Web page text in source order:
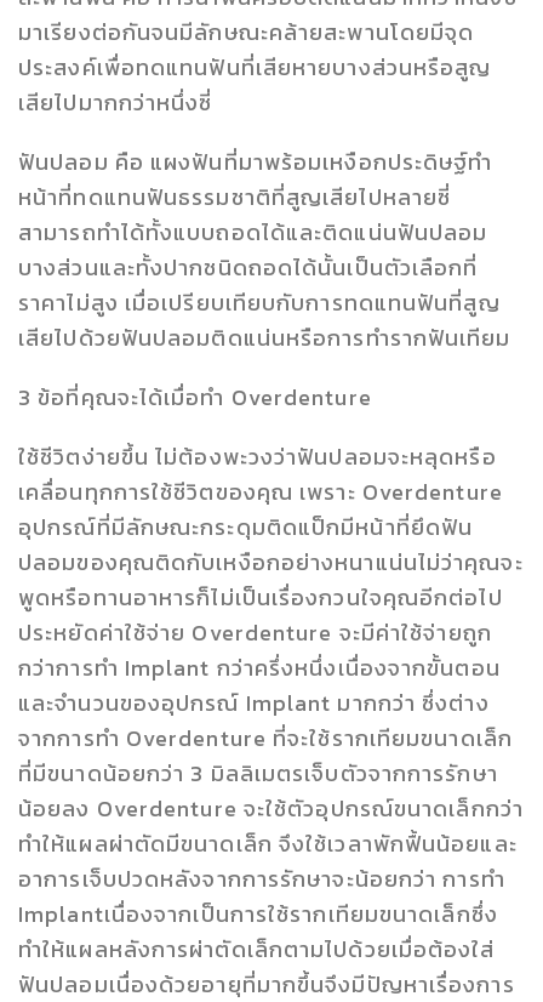
มาเรียงต่อกันจนมีลักษณะคล้ายสะพานโดยมีจุด
ประสงค์เพื่อทดแทนฟันที่เสียหายบางส่วนหรือสูญ
เสียไปมากกว่าหนึ่งซี่
ฟันปลอม คือ แผงฟันที่มาพร้อมเหงือกประดิษฐ์ทำ
หน้าที่ทดแทนฟันธรรมชาติที่สูญเสียไปหลายซี่
สามารถทำได้ทั้งแบบถอดได้และติดแน่นฟันปลอม
บางส่วนและทั้งปากชนิดถอดได้นั้นเป็นตัวเลือกที่
ราคาไม่สูง เมื่อเปรียบเทียบกับการทดแทนฟันที่สูญ
เสียไปด้วยฟันปลอมติดแน่นหรือการทำรากฟันเทียม
3 ข้อที่คุณจะได้เมื่อทำ Overdenture
ใช้ชีวิตง่ายขึ้น ไม่ต้องพะวงว่าฟันปลอมจะหลุดหรือ
เคลื่อนทุกการใช้ชีวิตของคุณ เพราะ Overdenture
อุปกรณ์ที่มีลักษณะกระดุมติดแป็กมีหน้าที่ยึดฟัน
ปลอมของคุณติดกับเหงือกอย่างหนาแน่นไม่ว่าคุณจะ
พูดหรือทานอาหารก็ไม่เป็นเรื่องกวนใจคุณอีกต่อไป
ประหยัดค่าใช้จ่าย Overdenture จะมีค่าใช้จ่ายถูก
กว่าการทำ Implant กว่าครึ่งหนึ่งเนื่องจากขั้นตอน
และจำนวนของอุปกรณ์ Implant มากกว่า ซึ่งต่าง
จากการทำ Overdenture ที่จะใช้รากเทียมขนาดเล็ก
ที่มีขนาดน้อยกว่า 3 มิลลิเมตรเจ็บตัวจากการรักษา
น้อยลง Overdenture จะใช้ตัวอุปกรณ์ขนาดเล็กกว่า
ทำให้แผลผ่าตัดมีขนาดเล็ก จึงใช้เวลาพักฟื้นน้อยและ
อาการเจ็บปวดหลังจากการรักษาจะน้อยกว่า การทำ
Implantเนื่องจากเป็นการใช้รากเทียมขนาดเล็กซึ่ง
ทำให้แผลหลังการผ่าตัดเล็กตามไปด้วยเมื่อต้องใส่
ฟันปลอมเนื่องด้วยอายุที่มากขึ้นจึงมีปัญหาเรื่องการ